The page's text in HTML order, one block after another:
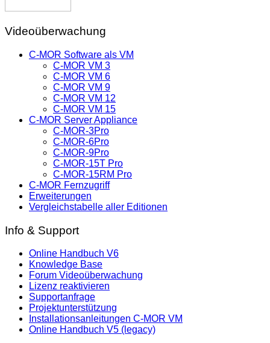
Videoüberwachung
C-MOR Software als VM
C-MOR VM 3
C-MOR VM 6
C-MOR VM 9
C-MOR VM 12
C-MOR VM 15
C-MOR Server Appliance
C-MOR-3Pro
C-MOR-6Pro
C-MOR-9Pro
C-MOR-15T Pro
C-MOR-15RM Pro
C-MOR Fernzugriff
Erweiterungen
Vergleichstabelle aller Editionen
Info & Support
Online Handbuch V6
Knowledge Base
Forum Videoüberwachung
Lizenz reaktivieren
Supportanfrage
Projektunterstützung
Installationsanleitungen C-MOR VM
Online Handbuch V5 (legacy)